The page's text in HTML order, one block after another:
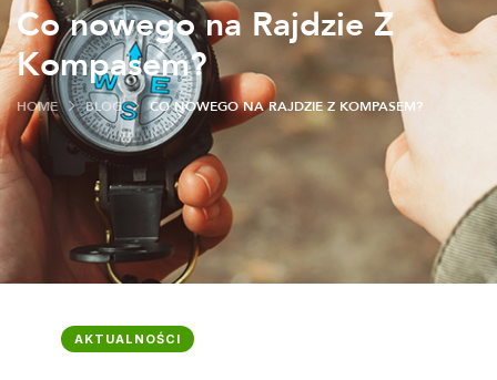
Co nowego na Rajdzie Z
Kompasem?
HOME BLOG CO NOWEGO NA RAJDZIE Z KOMPASEM?
AKTUALNOŚCI